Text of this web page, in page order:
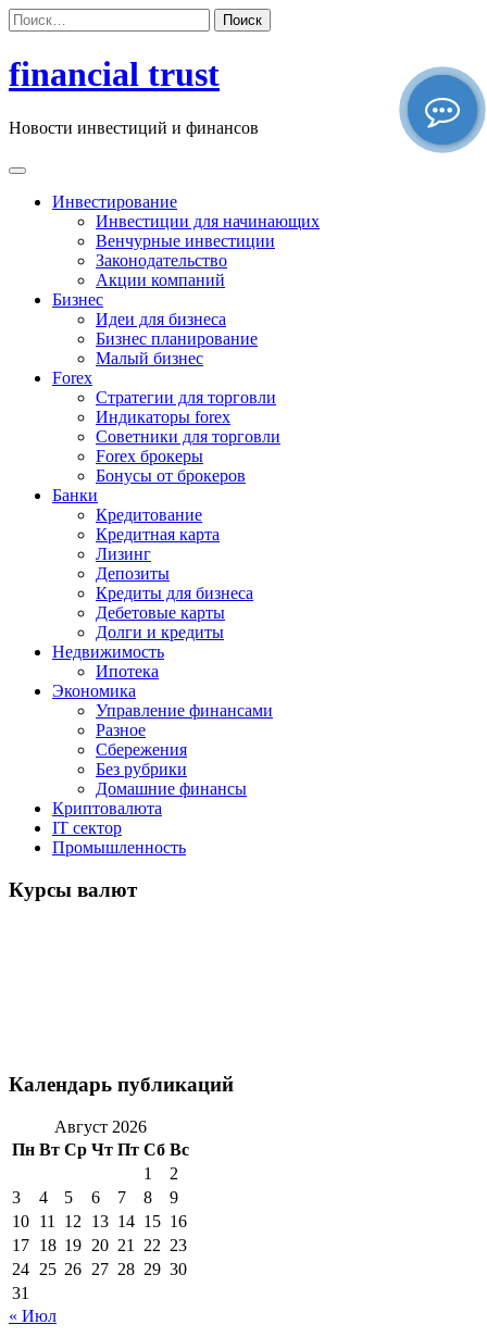
Перейти
к
Найти:
financial trust
Новости инвестиций и финансов
Инвестирование
Инвестиции для начинающих
Венчурные инвестиции
Законодательство
Акции компаний
Бизнес
Идеи для бизнеса
Бизнес планирование
Малый бизнес
Forex
Стратегии для торговли
Индикаторы forex
Советники для торговли
Forex брокеры
Бонусы от брокеров
Банки
Кредитование
Кредитная карта
Лизинг
Депозиты
Кредиты для бизнеса
Дебетовые карты
Долги и кредиты
Недвижимость
Ипотека
Экономика
Управление финансами
Разное
Сбережения
Без рубрики
Домашние финансы
Криптовалюта
IT сектор
Промышленность
Курсы валют
Календарь публикаций
Август 2026
Пн Вт Ср Чт Пт Сб Вс
1
2
3
4 5 6 7 8
9
10 11 12 13 14 15 16
17 18 19 20 21 22 23
24 25 26 27 28 29 30
31
« Июл